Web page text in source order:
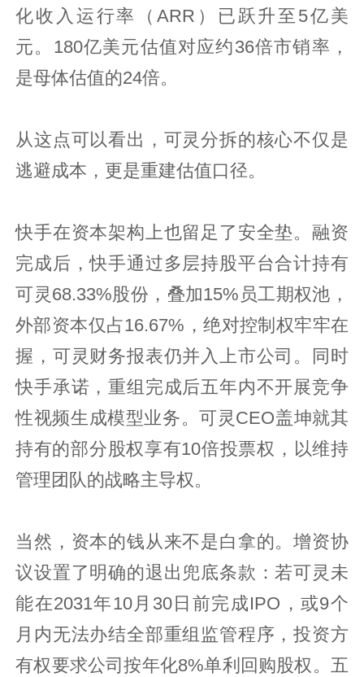
化收入运行率（ARR）已跃升至5亿美
元。180亿美元估值对应约36倍市销率，
是母体估值的24倍。
从这点可以看出，可灵分拆的核心不仅是
逃避成本，更是重建估值口径。
快手在资本架构上也留足了安全垫。融资
完成后，快手通过多层持股平台合计持有
可灵68.33%股份，叠加15%员工期权池，
外部资本仅占16.67%，绝对控制权牢牢在
握，可灵财务报表仍并入上市公司。同时
快手承诺，重组完成后五年内不开展竞争
性视频生成模型业务。可灵CEO盖坤就其
持有的部分股权享有10倍投票权，以维持
管理团队的战略主导权。
当然，资本的钱从来不是白拿的。增资协
议设置了明确的退出兜底条款：若可灵未
能在2031年10月30日前完成IPO，或9个
月内无法办结全部重组监管程序，投资方
有权要求公司按年化8%单利回购股权。五